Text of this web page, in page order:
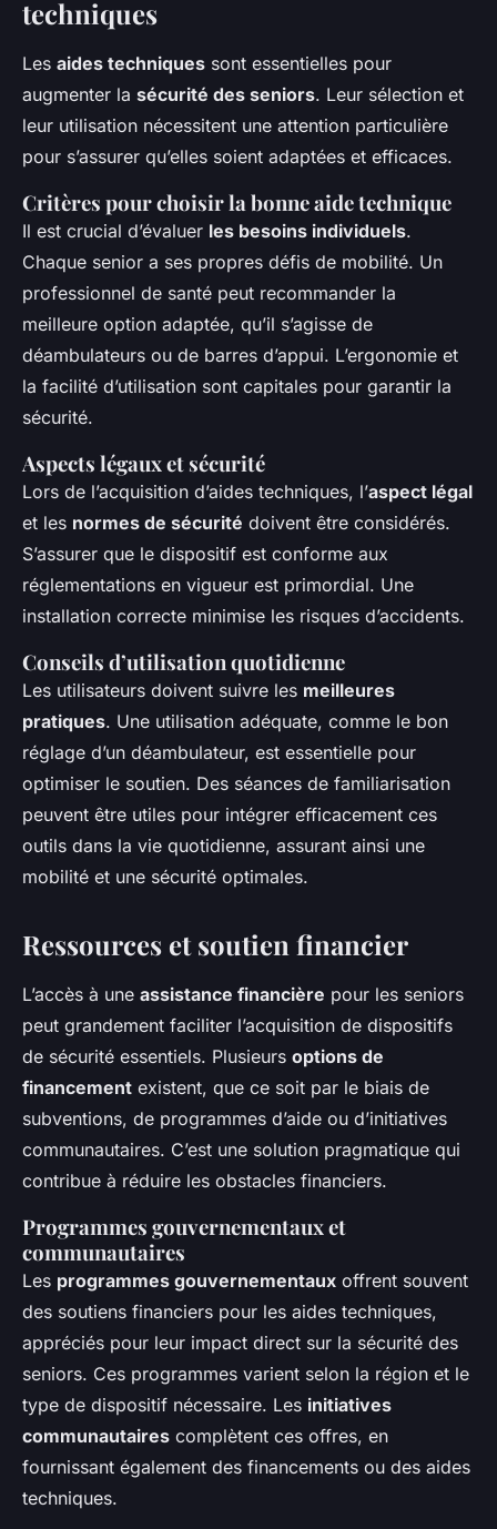
techniques
Les aides techniques sont essentielles pour
augmenter la sécurité des seniors. Leur sélection et
leur utilisation nécessitent une attention particulière
pour s’assurer qu’elles soient adaptées et efficaces.
Critères pour choisir la bonne aide technique
Il est crucial d’évaluer les besoins individuels.
Chaque senior a ses propres défis de mobilité. Un
professionnel de santé peut recommander la
meilleure option adaptée, qu’il s’agisse de
déambulateurs ou de barres d’appui. L’ergonomie et
la facilité d’utilisation sont capitales pour garantir la
sécurité.
Aspects légaux et sécurité
Lors de l’acquisition d’aides techniques, l’aspect légal
et les normes de sécurité doivent être considérés.
S’assurer que le dispositif est conforme aux
réglementations en vigueur est primordial. Une
installation correcte minimise les risques d’accidents.
Conseils d’utilisation quotidienne
Les utilisateurs doivent suivre les meilleures
pratiques. Une utilisation adéquate, comme le bon
réglage d’un déambulateur, est essentielle pour
optimiser le soutien. Des séances de familiarisation
peuvent être utiles pour intégrer efficacement ces
outils dans la vie quotidienne, assurant ainsi une
mobilité et une sécurité optimales.
Ressources et soutien financier
L’accès à une assistance financière pour les seniors
peut grandement faciliter l’acquisition de dispositifs
de sécurité essentiels. Plusieurs options de
financement existent, que ce soit par le biais de
subventions, de programmes d’aide ou d’initiatives
communautaires. C’est une solution pragmatique qui
contribue à réduire les obstacles financiers.
Programmes gouvernementaux et
communautaires
Les programmes gouvernementaux offrent souvent
des soutiens financiers pour les aides techniques,
appréciés pour leur impact direct sur la sécurité des
seniors. Ces programmes varient selon la région et le
type de dispositif nécessaire. Les initiatives
communautaires complètent ces offres, en
fournissant également des financements ou des aides
techniques.